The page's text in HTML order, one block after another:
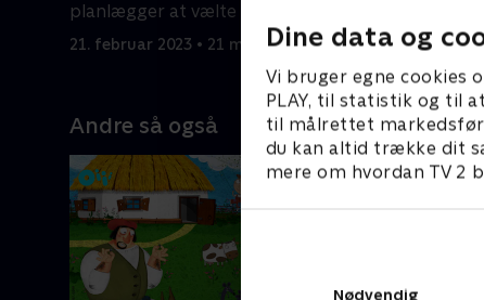
Dine data og
Vi bruger egne cookies
PLAY, til statistik og til
til målrettet
du kan altid trække dit
mere om hvordan TV 2
Nødvendig
planlægger at vælte Lori.
21. februar 2023 • 21 min 21.
Andre så også